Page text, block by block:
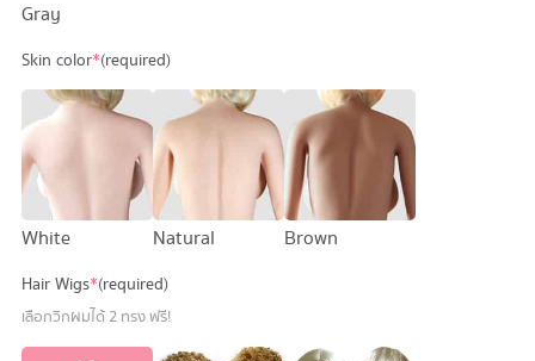
Gray
Skin color*(required)
White Natural Brown
Hair Wigs*(required)
เลือกวิกผมได้ 2 ทรง ฟรี!